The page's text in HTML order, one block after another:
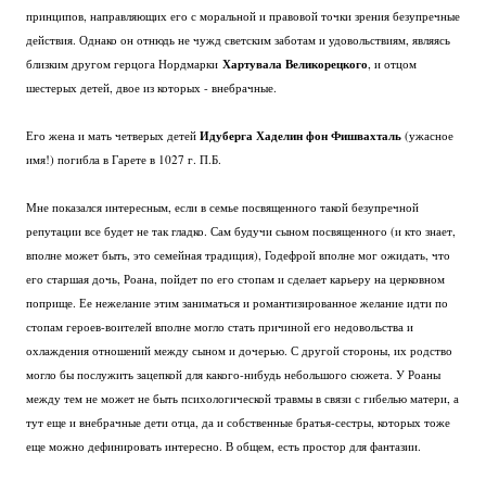
принципов, направляющих его с моральной и правовой точки зрения безупречные
действия. Однако он отнюдь не чужд светским заботам и удовольствиям, являясь
близким другом герцога Нордмарки Хартувала Великорецкого, и отцом
шестерых детей, двое из которых - внебрачные.
Его жена и мать четверых детей Идуберга Хаделин фон Фишвахталь (ужасное
имя!) погибла в Гарете в 1027 г. П.Б.
Мне показался интересным, если в семье посвященного такой безупречной
репутации все будет не так гладко. Сам будучи сыном посвященного (и кто знает,
вполне может быть, это семейная традиция), Годефрой вполне мог ожидать, что
его старшая дочь, Роана, пойдет по его стопам и сделает карьеру на церковном
поприще. Ее нежелание этим заниматься и романтизированное желание идти по
стопам героев-воителей вполне могло стать причиной его недовольства и
охлаждения отношений между сыном и дочерью. С другой стороны, их родство
могло бы послужить зацепкой для какого-нибудь небольшого сюжета. У Роаны
между тем не может не быть психологической травмы в связи с гибелью матери, а
тут еще и внебрачные дети отца, да и собственные братья-сестры, которых тоже
еще можно дефинировать интересно. В общем, есть простор для фантазии.